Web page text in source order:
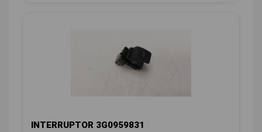
INTERRUPTOR 3G0959831